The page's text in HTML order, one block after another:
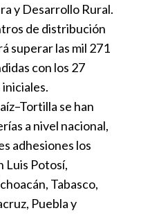
y Desarrollo Rural.
de distribución
superar las mil 271
con los 27
se han
a nivel nacional,
adhesiones los
Luis Potosí,
Tabasco,
Puebla y